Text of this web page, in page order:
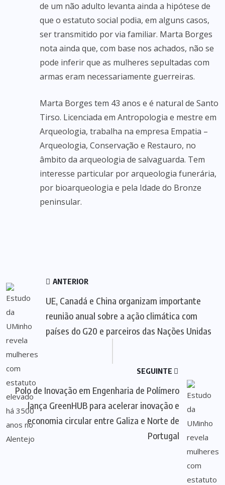
de um não adulto levanta ainda a hipótese de
que o estatuto social podia, em alguns casos,
ser transmitido por via familiar. Marta Borges
nota ainda que, com base nos achados, não se
pode inferir que as mulheres sepultadas com
armas eram necessariamente guerreiras.
Marta Borges tem 43 anos e é natural de Santo
Tirso. Licenciada em Antropologia e mestre em
Arqueologia, trabalha na empresa Empatia –
Arqueologia, Conservação e Restauro, no
âmbito da arqueologia de salvaguarda. Tem
interesse particular por arqueologia funerária,
por bioarqueologia e pela Idade do Bronze
peninsular.
ANTERIOR
UE, Canadá e China organizam importante
reunião anual sobre a ação climática com
países do G20 e parceiros das Nações Unidas
SEGUINTE
Polo de Inovação em Engenharia de Polímero
lança GreenHUB para acelerar inovação e
economia circular entre Galiza e Norte de
Portugal